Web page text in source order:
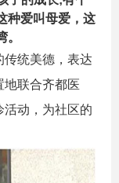
种爱叫母爱，这
传统美德，表达
地联合齐都医
活动，为社区的